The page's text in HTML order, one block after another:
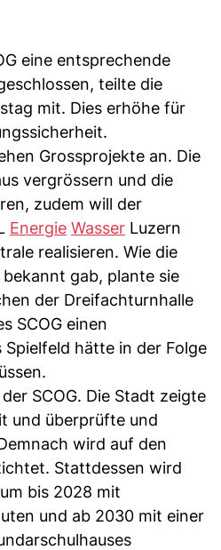
eine entsprechende
teilte die
mit. Dies erhöhe für
Grossprojekte an. Die
vergrössern und die
zudem will der
Energie Wasser Luzern
realisieren. Wie die
gab, plante sie
der Dreifachturnhalle
SCOG einen
Spielfeld hätte in der Folge
SCOG. Die Stadt zeigte
und überprüfte und
wird auf den
Stattdessen wird
bis 2028 mit
und ab 2030 mit einer